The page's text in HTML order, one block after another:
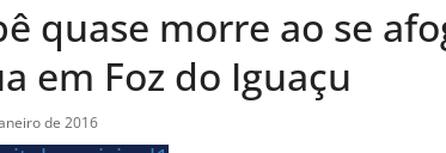
quase morre ao se
em Foz do Iguaçu
de 2016